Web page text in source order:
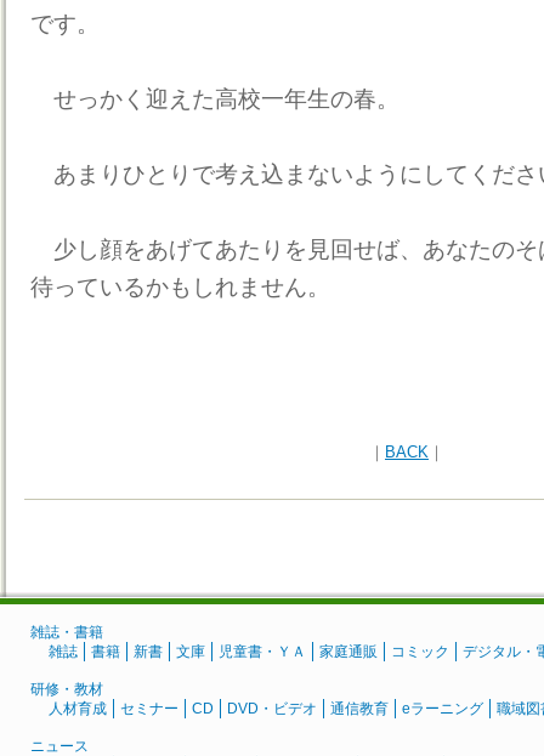
です。
せっかく迎えた高校一年生の春。
あまりひとりで考え込まないようにしてくださ
少し顔をあげてあたりを見回せば、あなたの
待っているかもしれません。
｜ BACK ｜
雑誌・書籍
雑誌
書籍 新書 文庫 児童書・ＹＡ 家庭通販 コミック デジタル・
研修・教材
人材育成
セミナー CD DVD・ビデオ 通信教育 eラーニング 職域図
ニュース